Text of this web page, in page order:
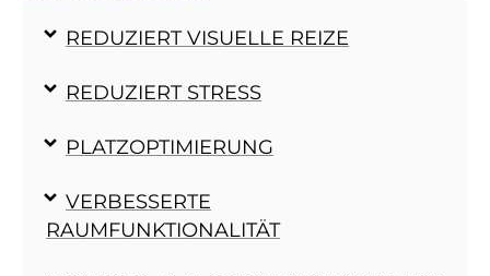
REDUZIERT VISUELLE REIZE
REDUZIERT STRESS
PLATZOPTIMIERUNG
VERBESSERTE
RAUMFUNKTIONALITÄT